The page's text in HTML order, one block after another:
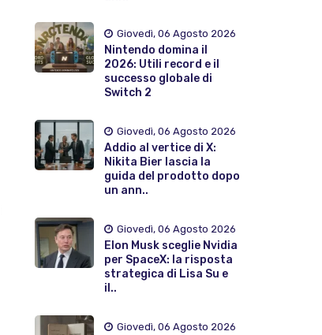
Giovedì, 06 Agosto 2026
Nintendo domina il
2026: Utili record e il
successo globale di
Switch 2
Giovedì, 06 Agosto 2026
Addio al vertice di X:
Nikita Bier lascia la
guida del prodotto dopo
un ann..
Giovedì, 06 Agosto 2026
Elon Musk sceglie Nvidia
per SpaceX: la risposta
strategica di Lisa Su e
il..
Giovedì, 06 Agosto 2026